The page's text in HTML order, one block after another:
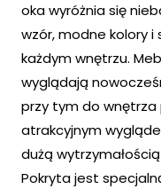
oka wyróżnia się
wzór, modne kolory i
każdym wnętrzu.
wyglądają
przy tym do wnętrza
atrakcyjnym
dużą
Pokryta jest